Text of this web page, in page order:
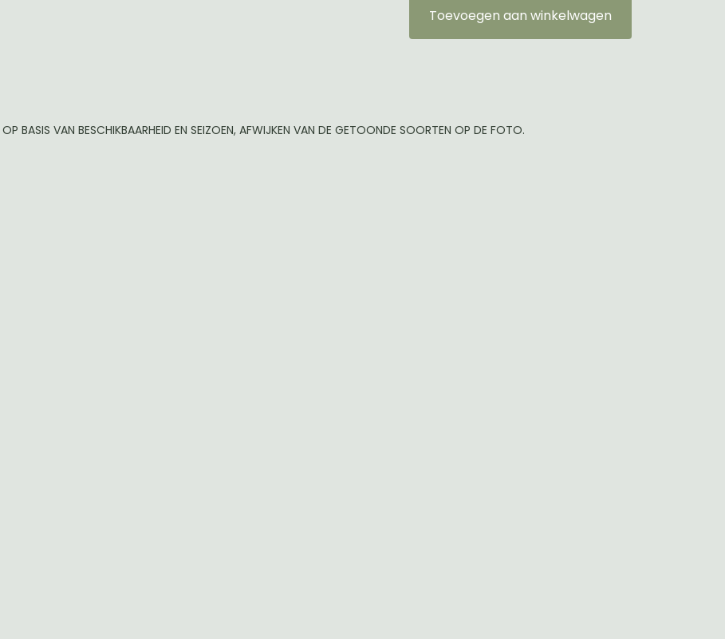
Toevoegen aan winkelwagen
BASIS VAN BESCHIKBAARHEID EN SEIZOEN, AFWIJKEN VAN DE GETOONDE SOORTEN OP DE FOTO.